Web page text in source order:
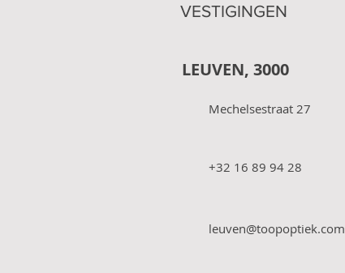
VESTIGINGEN
LEUVEN, 3000
Mechelsestraat 27
+32 16 89 94 28
leuven@toopoptiek.com